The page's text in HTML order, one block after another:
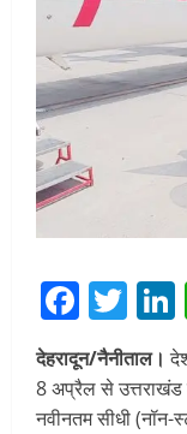
देहरादून/नैनीताल।
8 अप्रैल से उत्तराखंड
नवीनतम सीधी